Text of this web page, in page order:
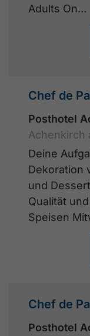
Adults On…
Chef de
Posthotel
Achenkirch
Deine
Dekoration
und
Qualität
Speisen
Chef de
Posthotel